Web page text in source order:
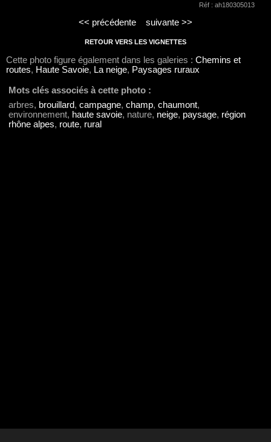
Réf : ah180305013
<< précédente suivante >>
RETOUR VERS LES VIGNETTES
Cette photo figure également dans les galeries : Chemins et
routes, Haute Savoie, La neige, Paysages ruraux
Mots clés associés à cette photo :
arbres, brouillard, campagne, champ, chaumont,
environnement, haute savoie, nature, neige, paysage, région
rhône alpes, route, rural